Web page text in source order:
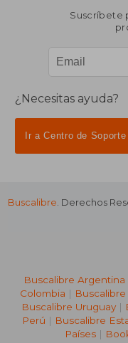
Suscríbete
¿Necesitas ayuda?
Ir a Centro de Soporte
Buscalibre . Derechos
Buscalibre Argentina
Colombia |
Buscalibre Uruguay|
Perú | Buscalibre
Países |